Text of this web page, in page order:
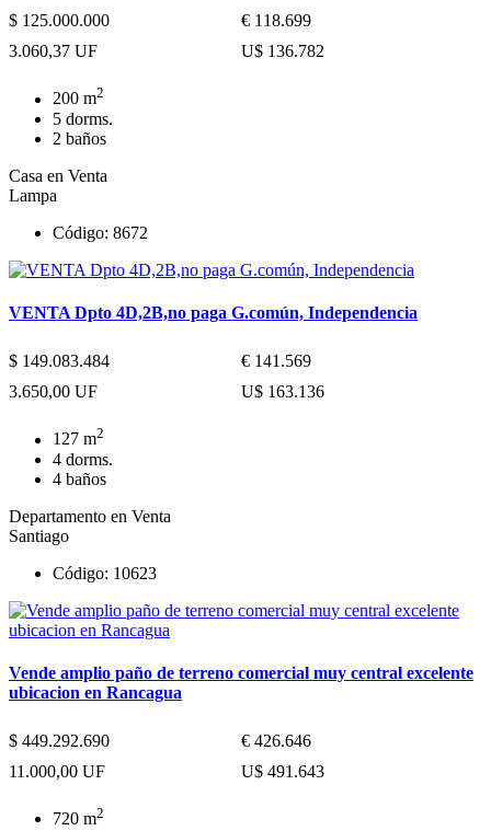
$ 125.000.000
€ 118.699
3.060,37 UF
U$ 136.782
200 m2
5 dorms.
2 baños
Casa en Venta
Lampa
Código: 8672
VENTA Dpto 4D,2B,no paga G.común, Independencia
$ 149.083.484
€ 141.569
3.650,00 UF
U$ 163.136
127 m2
4 dorms.
4 baños
Departamento en Venta
Santiago
Código: 10623
Vende amplio paño de terreno comercial muy central excelente
ubicacion en Rancagua
$ 449.292.690
€ 426.646
11.000,00 UF
U$ 491.643
720 m2